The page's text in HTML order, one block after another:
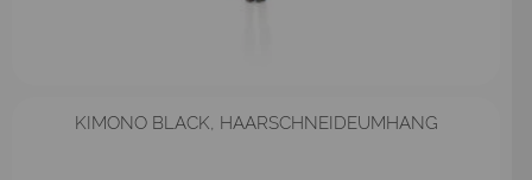
KIMONO BLACK, HAARSCHNEIDEUMHANG